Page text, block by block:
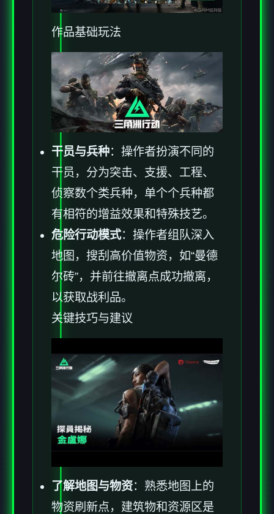
作品基础玩法
干员与兵种：操作者扮演不同的
干员，分为突击、支援、工程、
侦察数个类兵种，单个个兵种都
有相符的增益效果和特殊技艺。
危险行动模式：操作者组队深入
地图，搜刮高价值物资，如“曼德
尔砖”，并前往撤离点成功撤离，
以获取战利品。
关键技巧与建议
了解地图与物资：熟悉地图上的
物资刷新点，建筑物和资源区是